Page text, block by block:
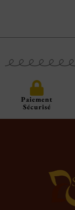
Paiement
Sécurisé